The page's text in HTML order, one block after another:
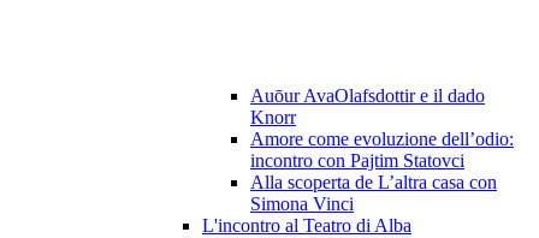
Auōur AvaOlafsdottir e il dado
Knorr
Amore come evoluzione dell’odio:
incontro con Pajtim Statovci
Alla scoperta de L’altra casa con
Simona Vinci
L'incontro al Teatro di Alba